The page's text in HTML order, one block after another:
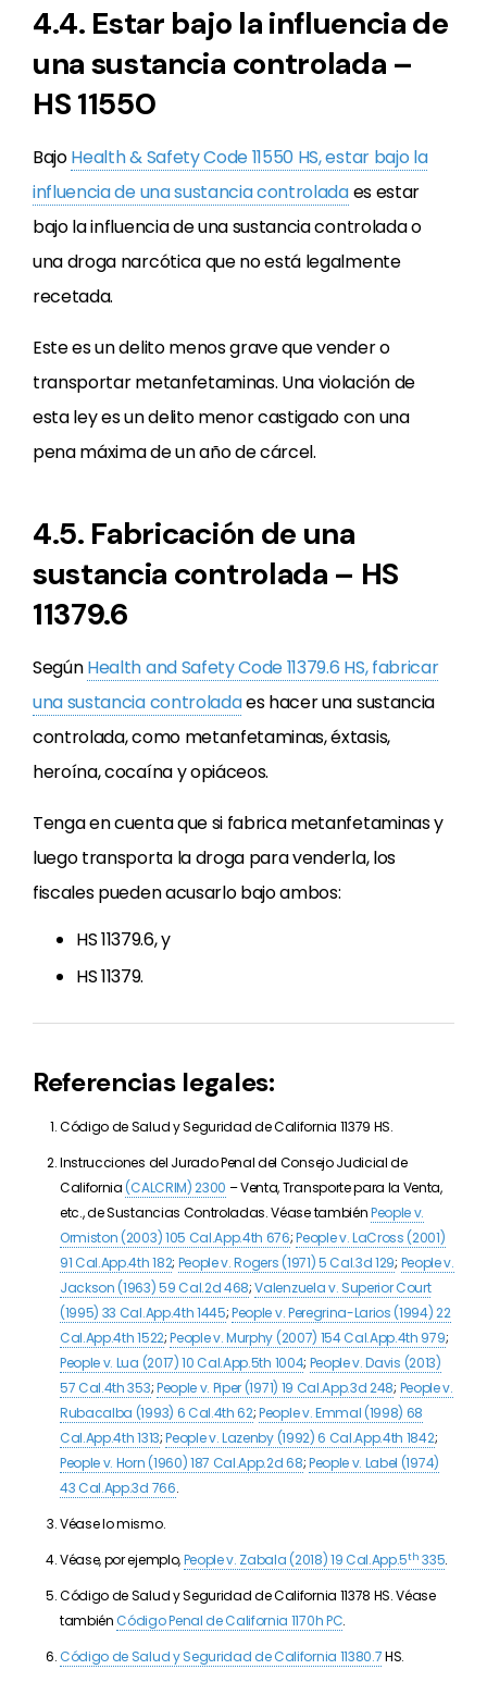
4.4. Estar bajo la influencia de
una sustancia controlada –
HS 11550
BajoHealth & Safety Code 11550 HS, estar bajo la
influencia de una sustancia controladaes estar
bajo la influencia de una sustancia controlada o
una droga narcótica que no está legalmente
recetada.
Este es un delito menos grave que vender o
transportar metanfetaminas. Una violación de
esta ley es un delito menor castigado con una
pena máxima de un año de cárcel.
4.5. Fabricación de una
sustancia controlada – HS
11379.6
SegúnHealth and Safety Code 11379.6 HS, fabricar
una sustancia controladaes hacer una sustancia
controlada, como metanfetaminas, éxtasis,
heroína, cocaína y opiáceos.
Tenga en cuenta que si fabrica metanfetaminas y
luego transporta la droga para venderla, los
fiscales pueden acusarlo bajo ambos:
HS 11379.6, y
HS 11379.
Referencias legales:
Código de Salud y Seguridad de California 11379 HS.
Instrucciones del Jurado Penal del Consejo Judicial de
California (CALCRIM) 2300 – Venta, Transporte para la Venta,
etc., de Sustancias Controladas. Véase tambiénPeople v.
Ormiston (2003) 105 Cal.App.4th 676;People v. LaCross (2001)
91 Cal.App.4th 182; People v.Rogers (1971) 5 Cal.3d 129; People v.
Jackson (1963) 59 Cal.2d 468;Valenzuela v. Superior Court
(1995) 33 Cal.App.4th 1445;People v.Peregrina-Larios (1994) 22
Cal.App.4th 1522;People v.Murphy (2007) 154 Cal.App.4th 979;
People v. Lua (2017) 10 Cal.App.5th 1004; People v. Davis (2013)
57 Cal.4th 353;People v. Piper (1971) 19 Cal.App.3d 248; People v.
Rubacalba (1993) 6 Cal.4th 62;People v. Emmal (1998) 68
Cal.App.4th 1313;People v. Lazenby (1992) 6 Cal.App.4th 1842;
People v. Horn (1960) 187 Cal.App.2d 68;People v. Label (1974)
43 Cal.App.3d 766.
Véase lo mismo.
Véase, por ejemplo,People v. Zabala (2018) 19 Cal.App.5th 335.
Código de Salud y Seguridad de California 11378 HS. Véase
también Código Penal de California 1170h PC.
Código de Salud y Seguridad de California 11380.7HS.